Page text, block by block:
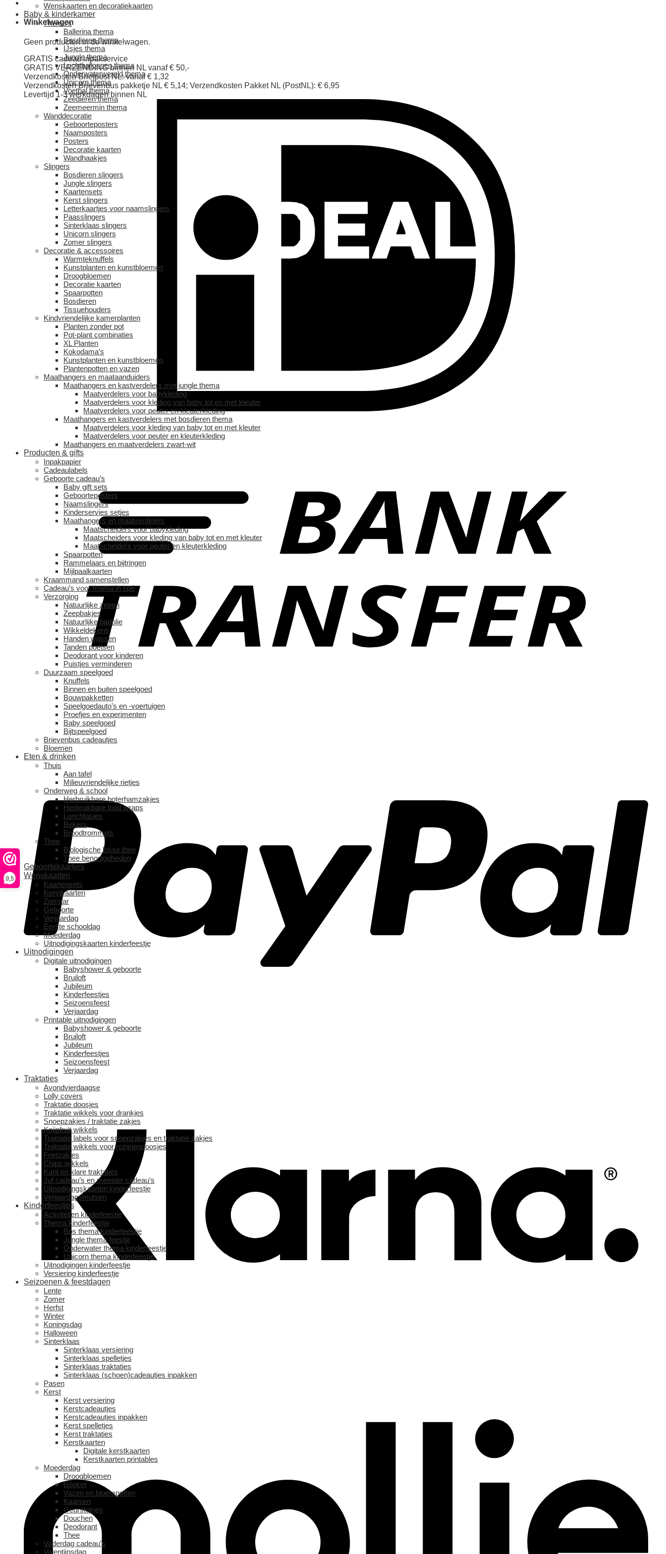
9,5
Winkelwagen
Geen producten in de winkelwagen.
GRATIS cadeau inpakservice
GRATIS VERZENDING binnen NL vanaf € 50,-
Verzendkosten Briefpost NL: vanaf € 1,32
Verzendkosten Brievenbus pakketje NL € 5,14; Verzendkosten Pakket NL (PostNL): € 6,95
Levertijd 1-3 werkdagen binnen NL
Wenskaarten en decoratiekaarten
Baby & kinderkamer
Thema’s
Ballerina thema
Bosdieren thema
IJsjes thema
Jungle thema
Luchtballonnen thema
Onderwaterwereld thema
Unicorn thema
Voetbal thema
Zeedieren thema
Zeemeermin thema
Wanddecoratie
Geboorteposters
Naamposters
Posters
Decoratie kaarten
Wandhaakjes
Slingers
Bosdieren slingers
Jungle slingers
Kaartensets
Kerst slingers
Letterkaartjes voor naamslingers
Paasslingers
Sinterklaas slingers
Unicorn slingers
Zomer slingers
Decoratie & accessoires
Warmteknuffels
Kunstplanten en kunstbloemen
Droogbloemen
Decoratie kaarten
Spaarpotten
Bosdieren
Tissuehouders
Kindvriendelijke kamerplanten
Planten zonder pot
Pot-plant combinaties
XL Planten
Kokodama’s
Kunstplanten en kunstbloemen
Plantenpotten en vazen
Maathangers en maataanduiders
Maathangers en kastverdelers met jungle thema
Maatverdelers voor babykleding
Maatverdelers voor kleding van baby tot en met kleuter
Maatverdelers voor peuter en kleuterkleding
Maathangers en kastverdelers met bosdieren thema
Maatverdelers voor kleding van baby tot en met kleuter
Maatverdelers voor peuter en kleuterkleding
Maathangers en maatverdelers zwart-wit
Producten & gifts
Inpakpapier
Cadeaulabels
Geboorte cadeau’s
Baby gift sets
Geboorteposters
Naamslingers
Kinderservies setjes
Maathangers en maatverdelers
Maatscheiders voor babykleding
Maatscheiders voor kleding van baby tot en met kleuter
Maatscheiders voor peuter en kleuterkleding
Spaarpotten
Rammelaars en bijtringen
Mijlpaalkaarten
Kraammand samenstellen
Cadeau’s voor mama in spé
Verzorging
Natuurlijke zepen
Zeepbakjes
Natuurlijke badolie
Wikkeldekens
Handen wassen
Tanden poetsen
Deodorant voor kinderen
Puistjes verminderen
Duurzaam speelgoed
Knuffels
Binnen en buiten speelgoed
Bouwpakketten
Speelgoedauto’s en -voertuigen
Proefjes en experimenten
Baby speelgoed
Bijtspeelgoed
Brievenbus cadeautjes
Bloemen
Eten & drinken
Thuis
Aan tafel
Milieuvriendelijke rietjes
Onderweg & school
Herbruikbare boterhamzakjes
Herbruikbare food wraps
Lunchtasjes
Bekers
Broodtrommels
Thee
Biologische losse thee
Thee benodigdheden
Geboortekaartjes
Wenskaarten
Kaartensets
Kerstkaarten
Zomaar
Geboorte
Verjaardag
Eerste schooldag
Moederdag
Uitnodigingskaarten kinderfeestje
Uitnodigingen
Digitale uitnodigingen
Babyshower & geboorte
Bruiloft
Jubileum
Kinderfeestjes
Seizoensfeest
Verjaardag
Printable uitnodigingen
Babyshower & geboorte
Bruiloft
Jubileum
Kinderfeestjes
Seizoensfeest
Verjaardag
Traktaties
Avondvierdaagse
Lolly covers
Traktatie doosjes
Traktatie wikkels voor drankjes
Snoepzakjes / traktatie zakjes
Knijpfruit wikkels
Traktatie labels voor snoepzakjes en traktatie zakjes
Traktatie wikkels voor rozijnendoosjes
Frietzakjes
Chips wikkels
Kant en klare traktaties
Juf cadeau’s en meester cadeau’s
Uitnodigingskaarten kinderfeestje
Verjaardagsmutsen
Kinderfeestjes
Activiteiten kinderfeestje
Thema kinderfeestje
Bos thema kinderfeestje
Jungle thema feestje
Onderwater thema kinderfeestje
Unicorn thema kinderfeestje
Uitnodigingen kinderfeestje
Versiering kinderfeestje
Seizoenen & feestdagen
Lente
Zomer
Herfst
Winter
Koningsdag
Halloween
Sinterklaas
Sinterklaas versiering
Sinterklaas spelletjes
Sinterklaas traktaties
Sinterklaas (schoen)cadeautjes inpakken
Pasen
Kerst
Kerst versiering
Kerstcadeautjes
Kerstcadeautjes inpakken
Kerst spelletjes
Kerst traktaties
Kerstkaarten
Digitale kerstkaarten
Kerstkaarten printables
Moederdag
Droogbloemen
Boeket
Vazen en bloempotten
Kaarsen
Geurstokjes
Douchen
Deodorant
Thee
Vaderdag cadeau’s
Valentijnsdag